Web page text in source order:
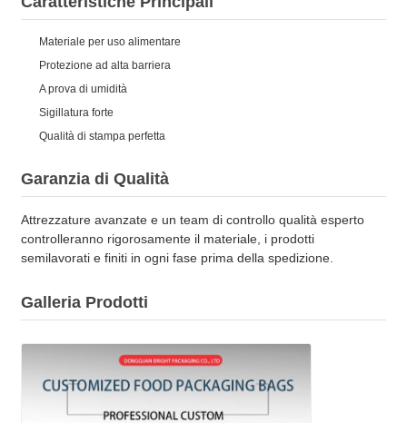
Materiale per uso alimentare
Protezione ad alta barriera
A prova di umidità
Sigillatura forte
Qualità di stampa perfetta
Garanzia di Qualità
Attrezzature avanzate e un team di controllo qualità esperto
controlleranno rigorosamente il materiale, i prodotti
semilavorati e finiti in ogni fase prima della spedizione.
Galleria Prodotti